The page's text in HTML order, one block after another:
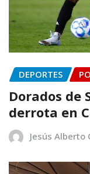
DEPORTES
Dorados de
derrota en
Jesús Alberto